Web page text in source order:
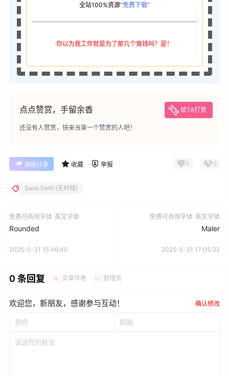
全站100%资源“免费下载”
你以为我工作就是为了那几个臭钱吗？是！
点点赞赏，手留余香 给TA打赏
还没有人赞赏，快来当第一个赞赏的人吧！
海报分享 收藏 举报 0 0
Sans Serif (无衬线)
免费可商用字体 英文字体
Rounded
2025-5-31 15:46:40
免费可商用字体 英文字体
Maler
2025-5-31 17:05:32
0 条回复 A 文章作者 M 管理员
欢迎您，新朋友，感谢参与互动！ 确认修改